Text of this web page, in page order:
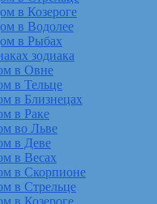
в Козероге
в Водолее
в Рыбах
зодиака
в Овне
в Тельце
в Близнецах
в Раке
во Льве
в Деве
в Весах
в Скорпионе
в Стрельце
в Козероге